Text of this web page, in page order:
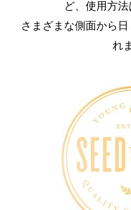
ど、使用方法
さまざまな側面から
れ